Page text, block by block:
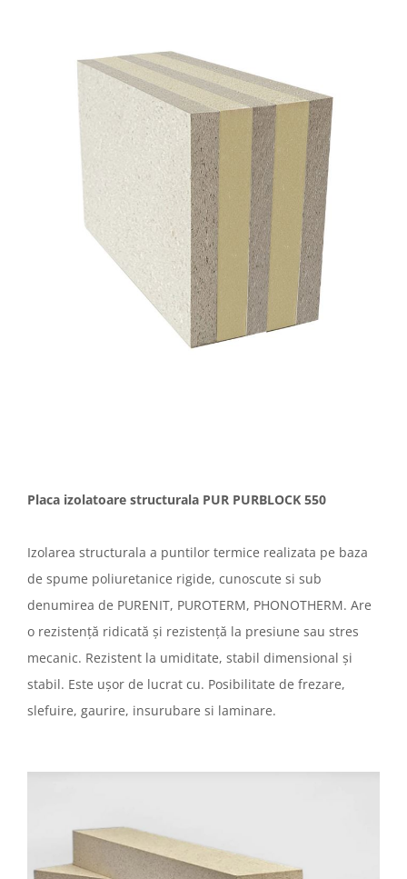
Placa izolatoare structurala PUR PURBLOCK 550
Izolarea structurala a puntilor termice realizata pe baza
de spume poliuretanice rigide, cunoscute si sub
denumirea de PURENIT, PUROTERM, PHONOTHERM. Are
o rezistență ridicată și rezistență la presiune sau stres
mecanic. Rezistent la umiditate, stabil dimensional și
stabil. Este ușor de lucrat cu. Posibilitate de frezare,
slefuire, gaurire, insurubare si laminare.